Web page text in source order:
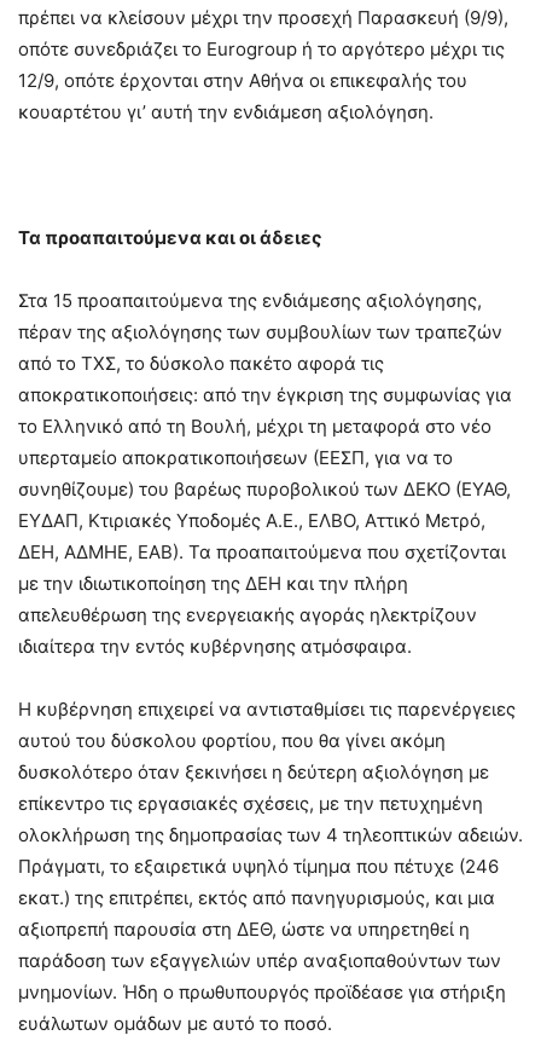
πρέπει να κλείσουν μέχρι την προσεχή Παρασκευή (9/9),
οπότε συνεδριάζει το Eurogroup ή το αργότερο μέχρι τις
12/9, οπότε έρχονται στην Αθήνα οι επικεφαλής του
κουαρτέτου γι’ αυτή την ενδιάμεση αξιολόγηση.
Τα προαπαιτούμενα και οι άδειες
Στα 15 προαπαιτούμενα της ενδιάμεσης αξιολόγησης,
πέραν της αξιολόγησης των συμβουλίων των τραπεζών
από το ΤΧΣ, το δύσκολο πακέτο αφορά τις
αποκρατικοποιήσεις: από την έγκριση της συμφωνίας για
το Ελληνικό από τη Βουλή, μέχρι τη μεταφορά στο νέο
υπερταμείο αποκρατικοποιήσεων (ΕΕΣΠ, για να το
συνηθίζουμε) του βαρέως πυροβολικού των ΔΕΚΟ (ΕΥΑΘ,
ΕΥΔΑΠ, Κτιριακές Υποδομές Α.Ε., ΕΛΒΟ, Αττικό Μετρό,
ΔΕΗ, ΑΔΜΗΕ, ΕΑΒ). Τα προαπαιτούμενα που σχετίζονται
με την ιδιωτικοποίηση της ΔΕΗ και την πλήρη
απελευθέρωση της ενεργειακής αγοράς ηλεκτρίζουν
ιδιαίτερα την εντός κυβέρνησης ατμόσφαιρα.
Η κυβέρνηση επιχειρεί να αντισταθμίσει τις παρενέργειες
αυτού του δύσκολου φορτίου, που θα γίνει ακόμη
δυσκολότερο όταν ξεκινήσει η δεύτερη αξιολόγηση με
επίκεντρο τις εργασιακές σχέσεις, με την πετυχημένη
ολοκλήρωση της δημοπρασίας των 4 τηλεοπτικών αδειών.
Πράγματι, το εξαιρετικά υψηλό τίμημα που πέτυχε (246
εκατ.) της επιτρέπει, εκτός από πανηγυρισμούς, και μια
αξιοπρεπή παρουσία στη ΔΕΘ, ώστε να υπηρετηθεί η
παράδοση των εξαγγελιών υπέρ αναξιοπαθούντων των
μνημονίων. Ήδη ο πρωθυπουργός προϊδέασε για στήριξη
ευάλωτων ομάδων με αυτό το ποσό.